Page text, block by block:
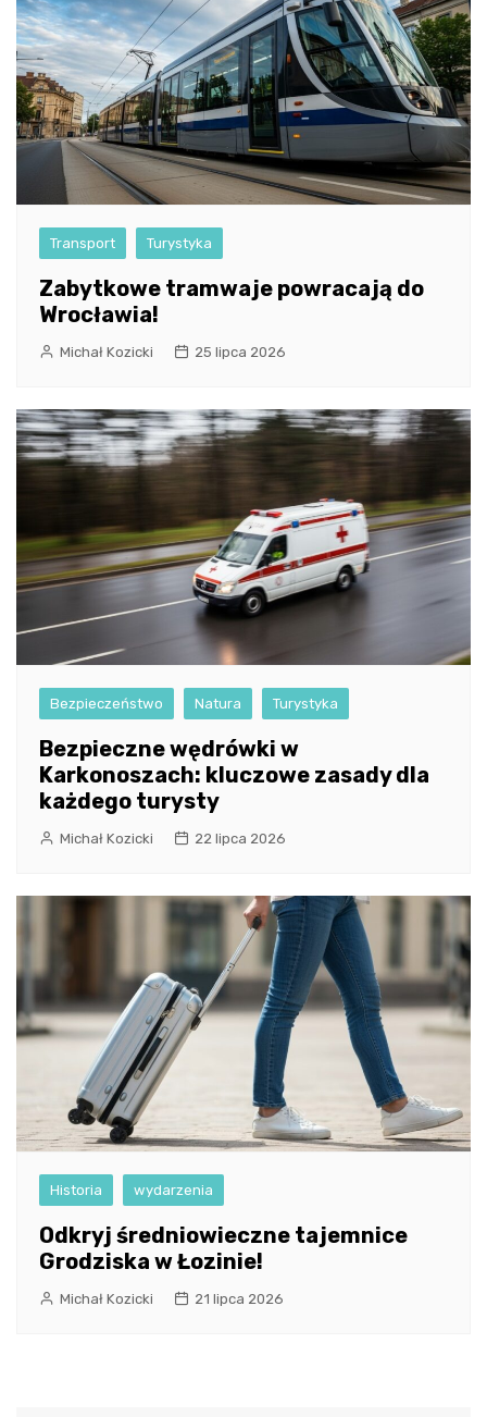
Transport Turystyka
Zabytkowe tramwaje powracają do
Wrocławia!
Michał Kozicki 25 lipca 2026
Bezpieczeństwo Natura Turystyka
Bezpieczne wędrówki w
Karkonoszach: kluczowe zasady dla
każdego turysty
Michał Kozicki 22 lipca 2026
Historia wydarzenia
Odkryj średniowieczne tajemnice
Grodziska w Łozinie!
Michał Kozicki 21 lipca 2026